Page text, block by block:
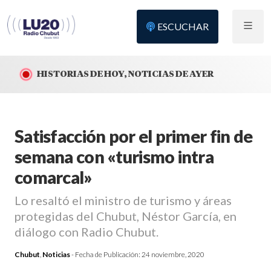
ESCUCHAR
HISTORIAS DE HOY, NOTICIAS DE AYER
Satisfacción por el primer fin de
semana con «turismo intra
comarcal»
Lo resaltó el ministro de turismo y áreas
protegidas del Chubut, Néstor García, en
diálogo con Radio Chubut.
Chubut, Noticias- Fecha de Publicación: 24 noviembre, 2020